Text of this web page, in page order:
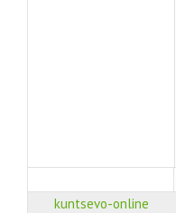
kuntsevo-online